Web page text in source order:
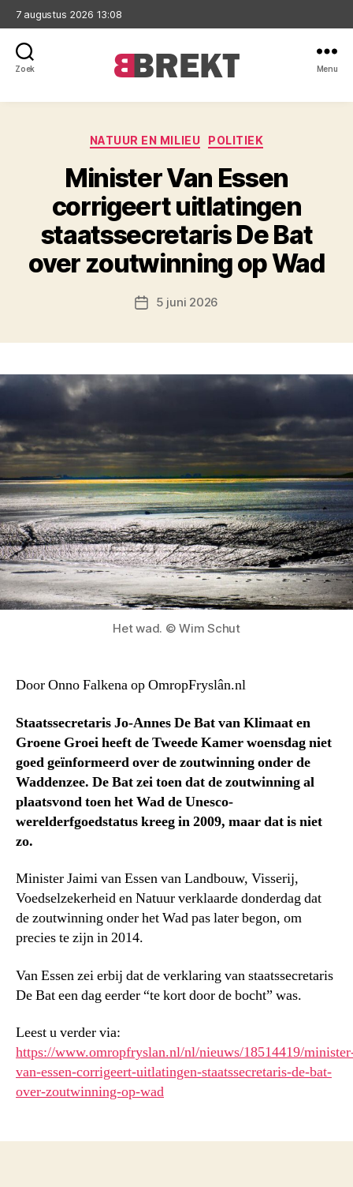
7 augustus 2026 13:08
Zoek Menu
Categorieën
NATUUR EN MILIEU POLITIEK
Minister Van Essen
corrigeert uitlatingen
staatssecretaris De Bat
over zoutwinning op Wad
Berichtdatum
5 juni 2026
Het wad. © Wim Schut
Door Onno Falkena op OmropFryslân.nl
StaatssecretarisJo-Annes De Bat van Klimaat en
Groene Groei heeft de Tweede Kamer woensdag niet
goed geïnformeerd over de zoutwinning onder de
Waddenzee. De Bat zei toen dat de zoutwinning al
plaatsvond toen het Wad de Unesco-
werelderfgoedstatus kreeg in 2009, maar dat is niet
zo.
Minister Jaimi van Essen van Landbouw, Visserij,
Voedselzekerheid en Natuur verklaarde donderdag dat
de zoutwinning onder het Wad pas later begon, om
precies te zijn in 2014.
Van Essen zei erbij dat de verklaring van staatssecretaris
De Bat een dag eerder “te kort door de bocht” was.
Leest u verder via:
https://www.omropfryslan.nl/nl/nieuws/18514419/
van-essen-corrigeert-uitlatingen-staatssecretaris-de-bat-
over-zoutwinning-op-wad